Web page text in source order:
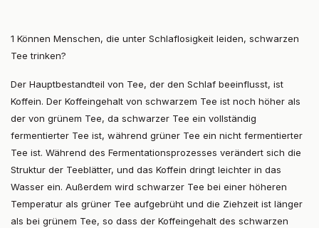
1 Können Menschen, die unter Schlaflosigkeit leiden, schwarzen
Tee trinken?
Der Hauptbestandteil von Tee, der den Schlaf beeinflusst, ist
Koffein. Der Koffeingehalt von schwarzem Tee ist noch höher als
der von grünem Tee, da schwarzer Tee ein vollständig
fermentierter Tee ist, während grüner Tee ein nicht fermentierter
Tee ist. Während des Fermentationsprozesses verändert sich die
Struktur der Teeblätter, und das Koffein dringt leichter in das
Wasser ein. Außerdem wird schwarzer Tee bei einer höheren
Temperatur als grüner Tee aufgebrüht und die Ziehzeit ist länger
als bei grünem Tee, so dass der Koffeingehalt des schwarzen